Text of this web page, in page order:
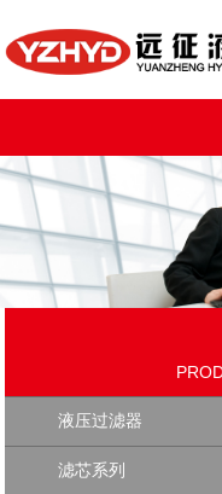
液压过滤器
滤芯系列